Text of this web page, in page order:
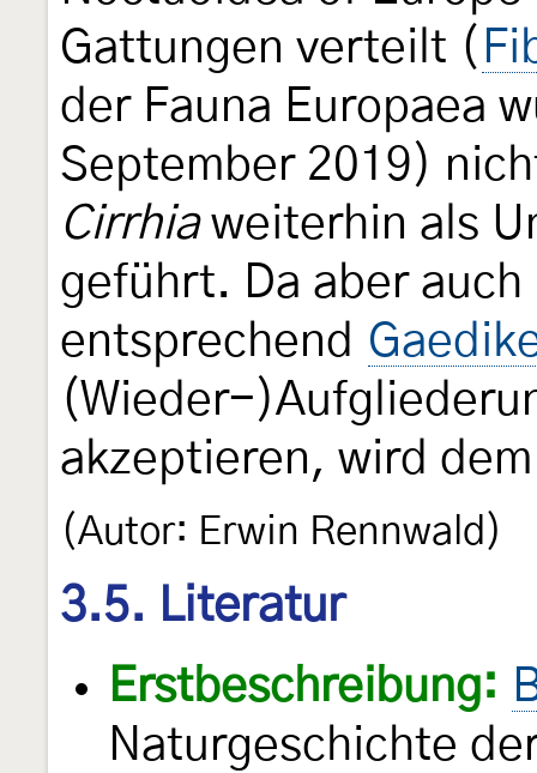
Gattungen verteilt (
der Fauna Europaea
September 2019)
Cirrhiaweiterhin als
geführt. Da aber auch
entsprechend
(Wieder-
akzeptieren, wird
(Autor: Erwin Rennwald)
3.5. Literatur
Erstbeschreibung:
Naturgeschichte